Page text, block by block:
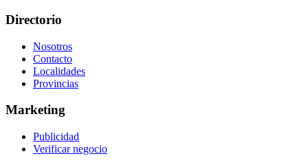
Directorio
Nosotros
Contacto
Localidades
Provincias
Marketing
Publicidad
Verificar negocio